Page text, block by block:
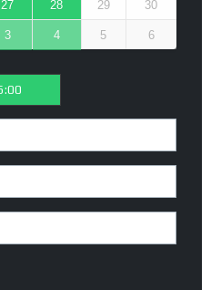
27 28 29 30
3 4 5 6